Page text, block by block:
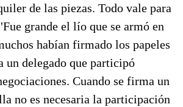
de las piezas. Todo vale para
grande el lío que se armó en
habían firmado los papeles
un delegado que participó
Cuando se firma un
no es necesaria la participación